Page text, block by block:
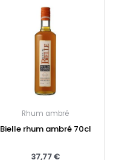
Rhum ambré
Bielle rhum ambré 70cl
37,77€